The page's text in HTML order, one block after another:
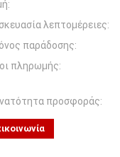
λεπτομέρειες:
παράδοσης:
πληρωμής:
προσφοράς: